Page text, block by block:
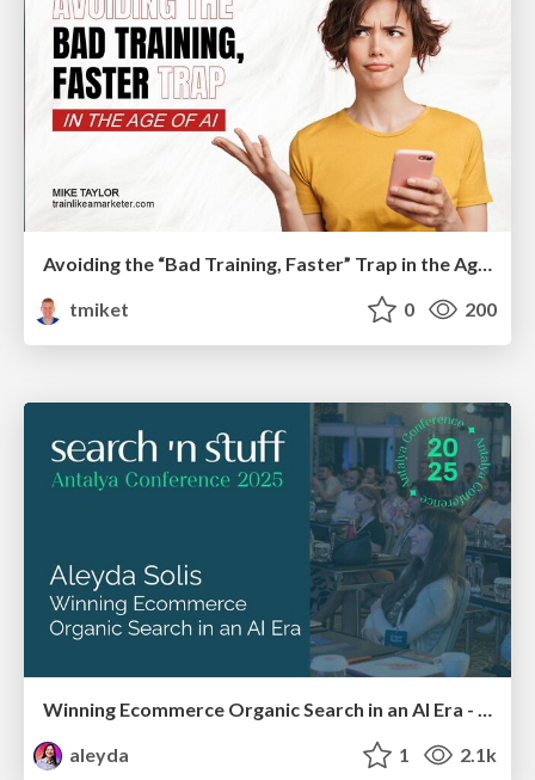
Avoiding the “Bad Training, Faster” Trap in the Age of AI
tmiket
0 200
aleyda
1 2.1k